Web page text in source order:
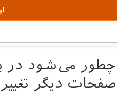
چطور می‌شود در
صفحات دیگر